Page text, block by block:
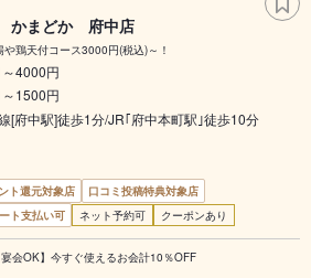
かまどか 府中店
や鶏天付コース3000円(税込)～！
4000円
1500円
[府中駅]徒歩1分/JR｢府中本町駅｣徒歩10分
ト還元対象店
口コミ投稿特典対象店
ト支払い可 ネット予約可 クーポンあり
宴会OK】今すぐ使えるお会計10％OFF